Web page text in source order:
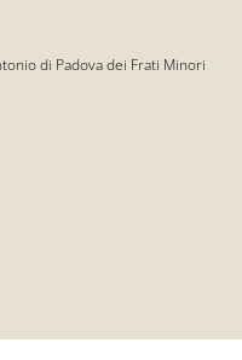
di Padova dei Frati Minori